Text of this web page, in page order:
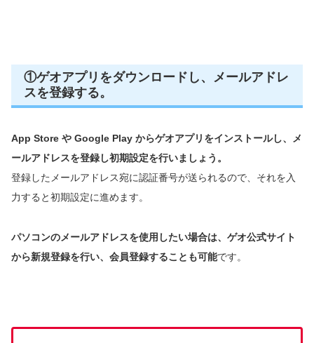
①ゲオアプリをダウンロードし、メールアドレ
スを登録する。
App Store や Google Play からゲオアプリをインストールし、メ
ールアドレスを登録し初期設定を行いましょう。
登録したメールアドレス宛に認証番号が送られるので、それを入
力すると初期設定に進めます。
パソコンのメールアドレスを使用したい場合は、ゲオ公式サイト
から新規登録を行い、会員登録することも可能です。